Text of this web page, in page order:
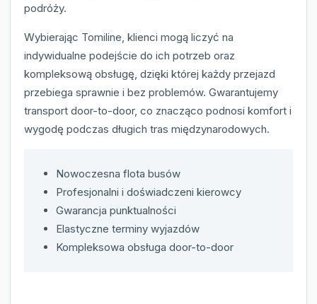
podróży.
Wybierając Tomiline, klienci mogą liczyć na
indywidualne podejście do ich potrzeb oraz
kompleksową obsługę, dzięki której każdy przejazd
przebiega sprawnie i bez problemów. Gwarantujemy
transport door-to-door, co znacząco podnosi komfort i
wygodę podczas długich tras międzynarodowych.
Nowoczesna flota busów
Profesjonalni i doświadczeni kierowcy
Gwarancja punktualności
Elastyczne terminy wyjazdów
Kompleksowa obsługa door-to-door